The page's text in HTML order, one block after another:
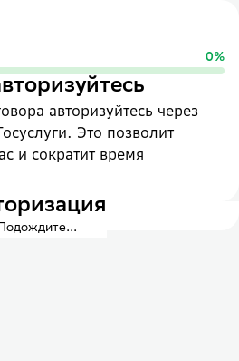
0%
авторизуйтесь через
Это позволит
и сократит время